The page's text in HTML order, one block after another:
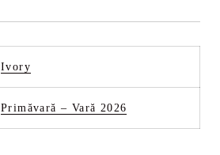
Ivory
Primăvară – Vară 2026